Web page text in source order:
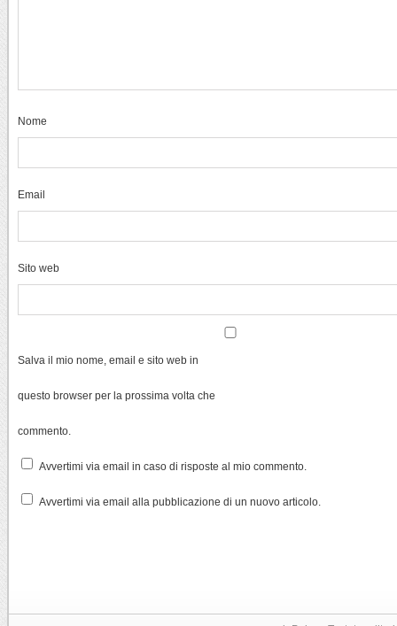
Nome
Email
Sito web
Salva il mio nome, email e sito web in
questo browser per la prossima volta che
commento.
Avvertimi via email in caso di risposte al mio commento.
Avvertimi via email alla pubblicazione di un nuovo articolo.